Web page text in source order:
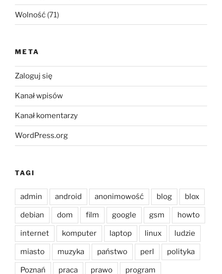
Wolność (71)
META
Zaloguj się
Kanał wpisów
Kanał komentarzy
WordPress.org
TAGI
admin android anonimowość blog blox
debian dom film google gsm howto
internet komputer laptop linux ludzie
miasto muzyka państwo perl polityka
Poznań praca prawo program